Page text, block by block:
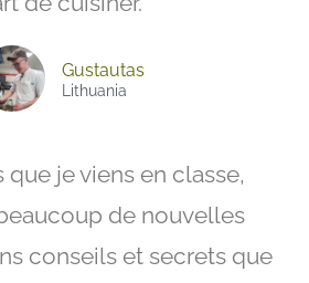
Gustautas
Lithuania
que je viens en classe,
de nouvelles
conseils et secrets que